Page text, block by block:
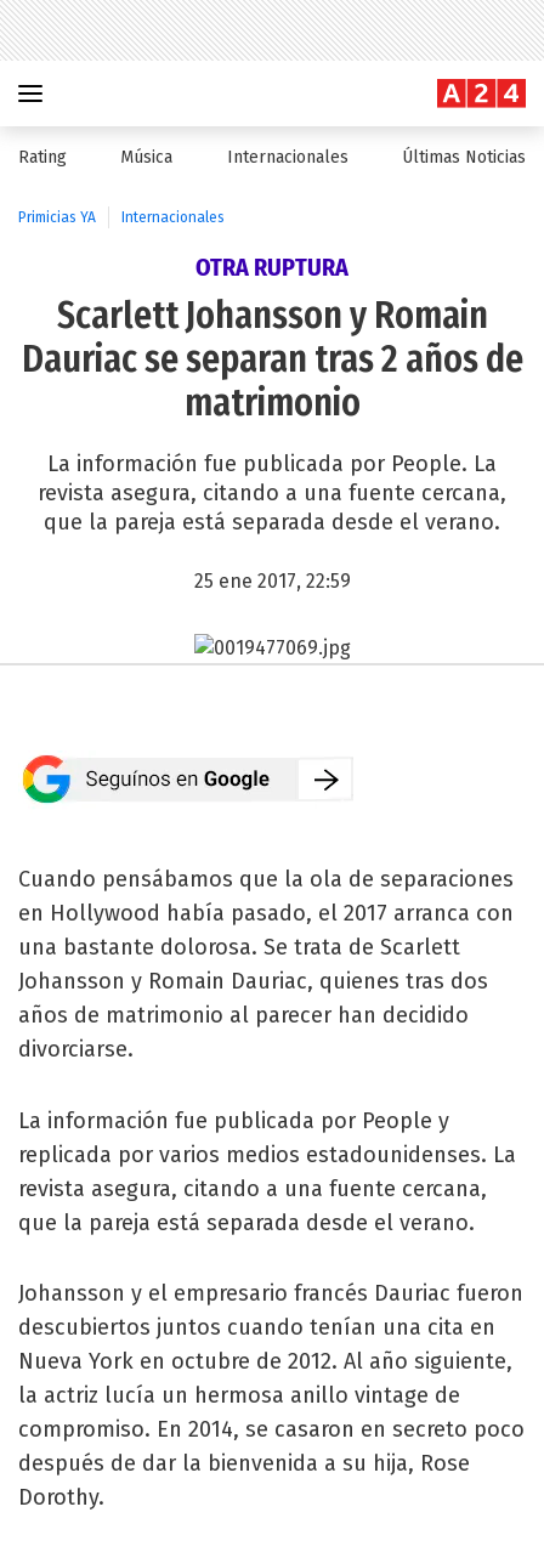
Rating Música Internacionales Últimas Noticias
Primicias YA Internacionales
OTRA RUPTURA
Scarlett Johansson y Romain
Dauriac se separan tras 2 años de
matrimonio
La información fue publicada por People. La
revista asegura, citando a una fuente cercana,
que la pareja está separada desde el verano.
25 ene 2017, 22:59
Cuando pensábamos que la ola de separaciones
en Hollywood había pasado, el 2017 arranca con
una bastante dolorosa. Se trata de Scarlett
Johansson y Romain Dauriac, quienes tras dos
años de matrimonio al parecer han decidido
divorciarse.
La información fue publicada por People y
replicada por varios medios estadounidenses. La
revista asegura, citando a una fuente cercana,
que la pareja está separada desde el verano.
Johansson y el empresario francés Dauriac fueron
descubiertos juntos cuando tenían una cita en
Nueva York en octubre de 2012. Al año siguiente,
la actriz lucía un hermosa anillo vintage de
compromiso. En 2014, se casaron en secreto poco
después de dar la bienvenida a su hija, Rose
Dorothy.